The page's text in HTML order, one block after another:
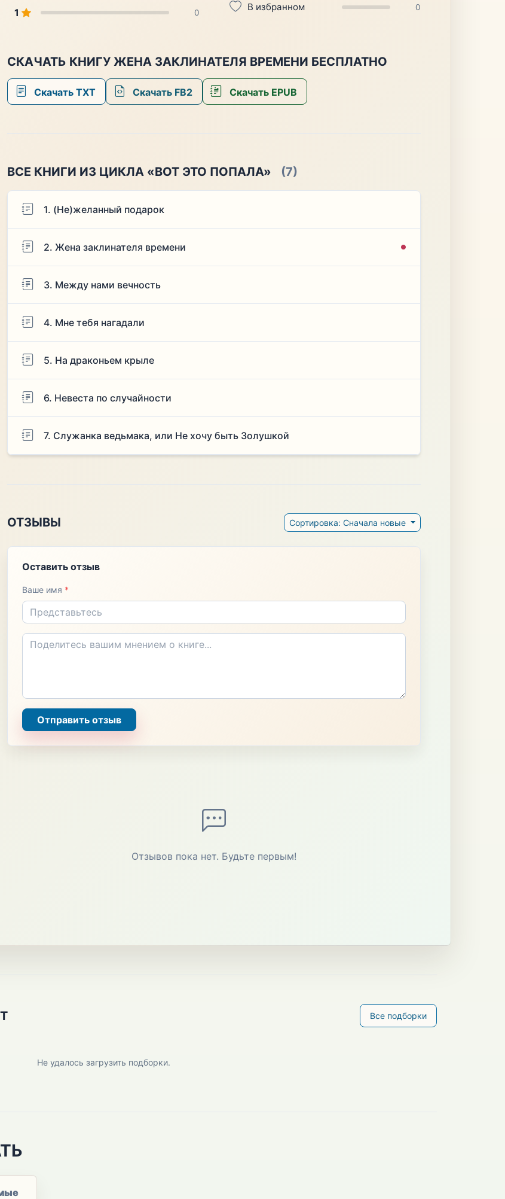
1 0 В избранном 0
СКАЧАТЬ КНИГУ ЖЕНА ЗАКЛИНАТЕЛЯ ВРЕМЕНИ БЕСПЛАТНО
Скачать TXT Скачать FB2 Скачать EPUB
ВСЕ КНИГИ ИЗ ЦИКЛА «ВОТ ЭТО ПОПАЛА» (7)
1. (Не)желанный подарок
2. Жена заклинателя времени
3. Между нами вечность
4. Мне тебя нагадали
5. На драконьем крыле
6. Невеста по случайности
7. Служанка ведьмака, или Не хочу быть Золушкой
ОТЗЫВЫ Сортировка: Сначала новые
Оставить отзыв
Ваше имя *
Отправить отзыв
Отзывов пока нет. Будьте первым!
Все подборки
Не удалось загрузить подборки.